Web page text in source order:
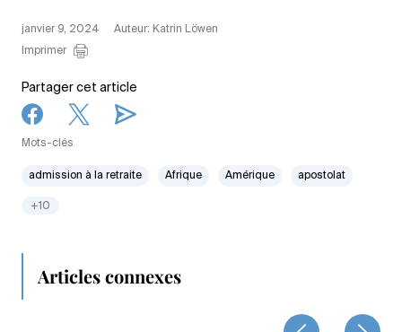
janvier 9, 2024
Auteur: Katrin Löwen
Imprimer
Partager cet article
Mots-clés
admission à la retraite Afrique Amérique apostolat
+10
Articles connexes